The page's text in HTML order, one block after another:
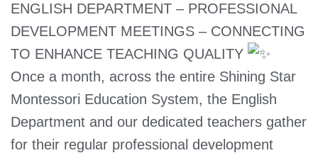
ENGLISH DEPARTMENT – PROFESSIONAL
DEVELOPMENT MEETINGS – CONNECTING
TO ENHANCE TEACHING QUALITY
Once a month, across the entire Shining Star
Montessori Education System, the English
Department and our dedicated teachers gather
for their regular professional development